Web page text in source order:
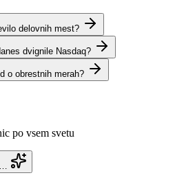
delovnih mest?
dvignile Nasdaq?
o obrestnih merah?
po vsem svetu